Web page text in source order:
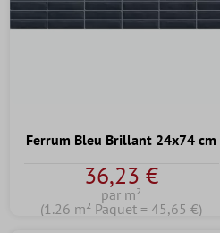
Ferrum Bleu Brillant 24x74 cm
36,23 €
par m²
(1.26 m² Paquet = 45,65 €)